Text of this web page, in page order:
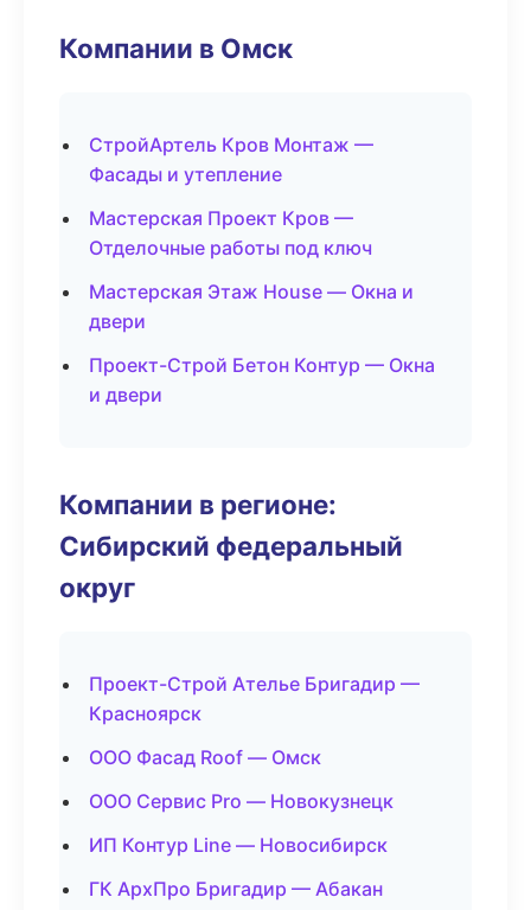
Компании в Омск
СтройАртель Кров Монтаж —
Фасады и утепление
Мастерская Проект Кров —
Отделочные работы под ключ
Мастерская Этаж House — Окна и
двери
Проект-Строй Бетон Контур — Окна
и двери
Компании в регионе:
Сибирский федеральный
округ
Проект-Строй Ателье Бригадир —
Красноярск
ООО Фасад Roof — Омск
ООО Сервис Pro — Новокузнецк
ИП Контур Line — Новосибирск
ГК АрхПро Бригадир — Абакан